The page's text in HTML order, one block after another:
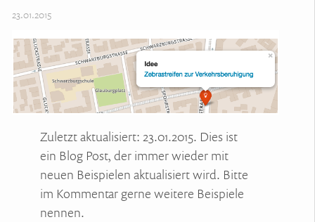
23.01.2015
Zuletzt aktualisiert: 23.01.2015. Dies ist
ein Blog Post, der immer wieder mit
neuen Beispielen aktualisiert wird. Bitte
im Kommentar gerne weitere Beispiele
nennen.